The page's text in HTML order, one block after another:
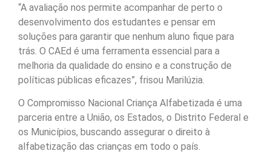
“A avaliação nos permite acompanhar de perto o
desenvolvimento dos estudantes e pensar em
soluções para garantir que nenhum aluno fique para
trás. O CAEd é uma ferramenta essencial para a
melhoria da qualidade do ensino e a construção de
políticas públicas eficazes”, frisou Marilúzia.
O Compromisso Nacional Criança Alfabetizada é uma
parceria entre a União, os Estados, o Distrito Federal e
os Municípios, buscando assegurar o direito à
alfabetização das crianças em todo o país.